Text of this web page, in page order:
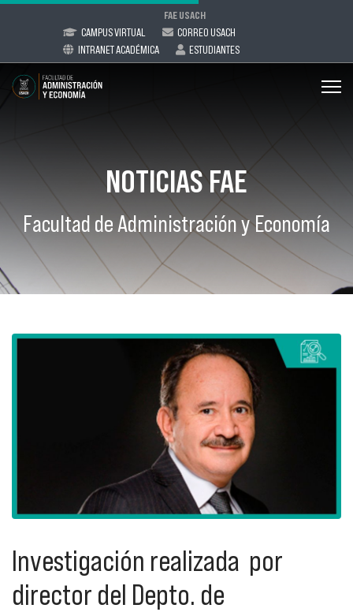
FAE USACH
CAMPUS VIRTUAL
CORREO USACH
INTRANET ACADÉMICA
ESTUDIANTES
NOTICIAS FAE
Facultad de Administración y Economía
Investigación realizada por
director del Depto. de